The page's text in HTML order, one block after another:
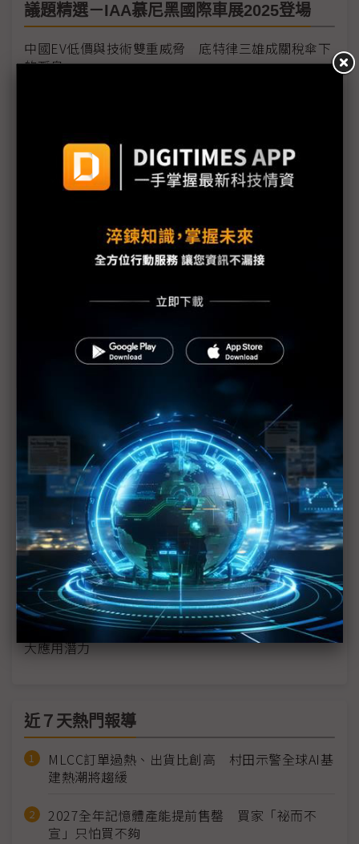
議題精選－IAA慕尼黑國際車展2025登場
中國EV低價與技術雙重威脅 底特律三雄成關稅傘下
的孤島
技術與美學同譜未來車序曲 IAA聚焦SDV、自駕、多
動力、新設計語言
歐盟燃油車禁售計畫遭挑戰 歐系車廠示警：2035年
難僅售電動車
樂金宣布車用webOS平台計畫 打造輪上生活空間
小鵬汽車加速出海布局 平價品牌Mona 2026年亮相
比亞迪轉攻海外市場 以混動車型與本地生產布局歐
從汽車、飛行器到機器人 小鵬以AI勾勒智慧出行
「三體世界」
福斯汽車推平價電動車ID.Polo 力阻中國車企擴張
歐洲市場
寧德時代德國發表NP3.0技術平台 首款LFP電池神
行Pro登場
CarUX：Micro LED將成車用顯示關鍵技術 聚焦三
大應用潛力
近７天熱門報導
MLCC訂單過熱、出貨比創高 村田示警全球AI基
建熱潮將趨緩
2027全年記憶體產能提前售罄 買家「祕而不
宣」只怕買不夠